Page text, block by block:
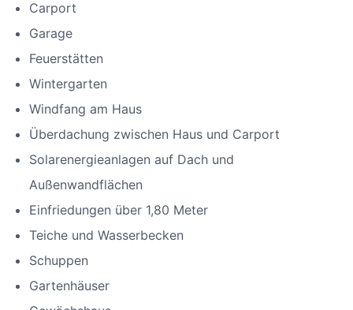
Carport
Garage
Feuerstätten
Wintergarten
Windfang am Haus
Überdachung zwischen Haus und Carport
Solarenergieanlagen auf Dach und
Außenwandflächen
Einfriedungen über 1,80 Meter
Teiche und Wasserbecken
Schuppen
Gartenhäuser